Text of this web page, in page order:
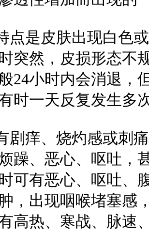
点是皮肤出现白色
突然，皮损形态不
24小时内会消退，
时一天反复发生多
剧痒、烧灼感或刺
躁、恶心、呕吐，
可有恶心、呕吐、
，出现咽喉堵塞感
高热、寒战、脉速